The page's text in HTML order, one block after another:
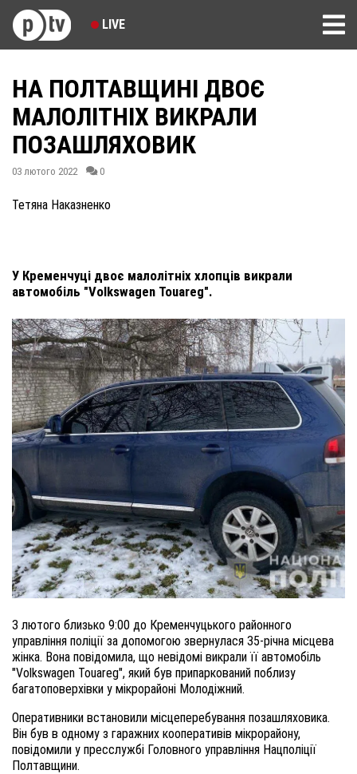
LIVE
НА ПОЛТАВЩИНІ ДВОЄ
МАЛОЛІТНІХ ВИКРАЛИ
ПОЗАШЛЯХОВИК
03 лютого 2022 0
Тетяна Наказненко
У Кременчуці двоє малолітніх хлопців викрали
автомобіль "Volkswagen Touareg".
3 лютого близько 9:00 до Кременчуцького районного
управління поліції за допомогою звернулася 35-річна місцева
жінка. Вона повідомила, що невідомі викрали її автомобіль
"Volkswagen Touareg", який був припаркований поблизу
багатоповерхівки у мікрорайоні Молодіжний.
Оперативники встановили місцеперебування позашляховика.
Він був в одному з гаражних кооперативів мікрорайону,
повідомили у пресслужбі Головного управління Нацполіції
Полтавщини.